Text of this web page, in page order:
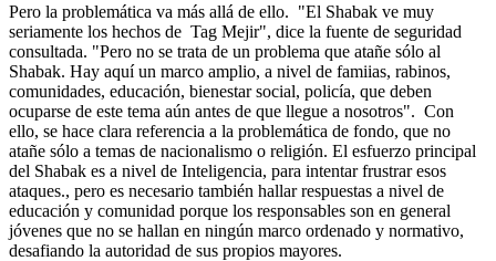
Pero la problemática va más allá de ello. "El Shabak ve muy
seriamente los hechos de Tag Mejir", dice la fuente de seguridad
consultada. "Pero no se trata de un problema que atañe sólo al
Shabak. Hay aquí un marco amplio, a nivel de famiias, rabinos,
comunidades, educación, bienestar social, policía, que deben
ocuparse de este tema aún antes de que llegue a nosotros". Con
ello, se hace clara referencia a la problemática de fondo, que no
atañe sólo a temas de nacionalismo o religión. El esfuerzo principal
del Shabak es a nivel de Inteligencia, para intentar frustrar esos
ataques., pero es necesario también hallar respuestas a nivel de
educación y comunidad porque los responsables son en general
jóvenes que no se hallan en ningún marco ordenado y normativo,
desafiando la autoridad de sus propios mayores.